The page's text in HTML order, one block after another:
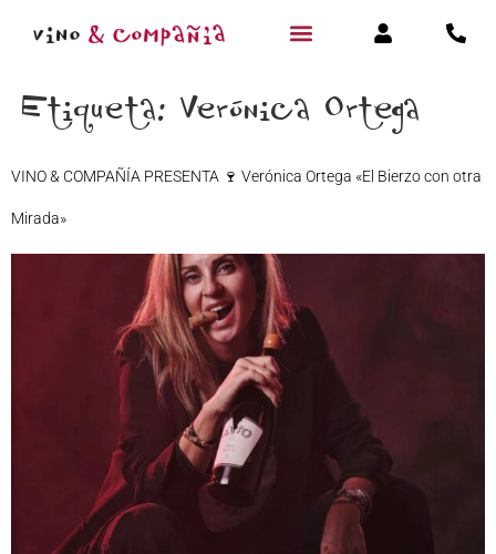
Etiqueta: Verónica Ortega
VINO & COMPAÑÍA PRESENTA 🍷 Verónica Ortega «El Bierzo con otra
Mirada»